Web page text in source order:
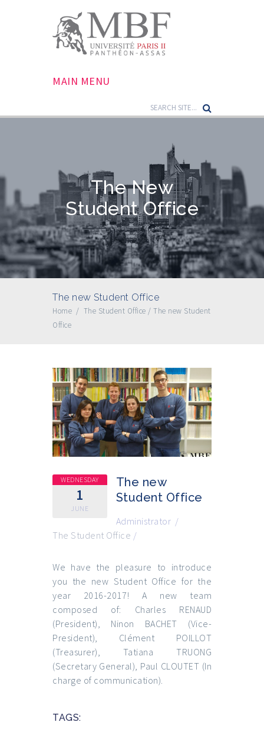
MAIN MENU
The New
Student Office
The new Student Office
Home / The Student Office / The new Student
Office
WEDNESDAY
1
JUNE
The new
Student Office
Administrator /
The Student Office /
We have the pleasure to introduce
you the new Student Office for the
year 2016-2017! A new team
composed of: Charles RENAUD
(President), Ninon BACHET (Vice-
President), Clément POILLOT
(Treasurer), Tatiana TRUONG
(Secretary General), Paul CLOUTET (In
charge of communication).
TAGS: